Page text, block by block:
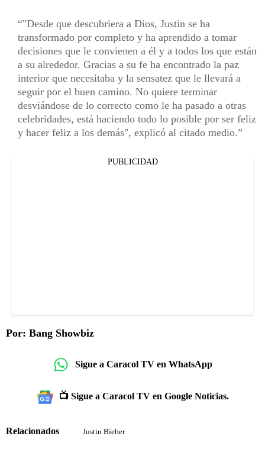
"Desde que descubriera a Dios, Justin se ha
transformado por completo y ha aprendido a tomar
decisiones que le convienen a él y a todos los que están
a su alrededor. Gracias a su fe ha encontrado la paz
interior que necesitaba y la sensatez que le llevará a
seguir por el buen camino. No quiere terminar
desviándose de lo correcto como le ha pasado a otras
celebridades, está haciendo todo lo posible por ser feliz
y hacer feliz a los demás", explicó al citado medio.
PUBLICIDAD
Por: Bang Showbiz
Sigue a Caracol TV en WhatsApp
📺 Sigue a Caracol TV en Google Noticias.
Relacionados Justin Bieber